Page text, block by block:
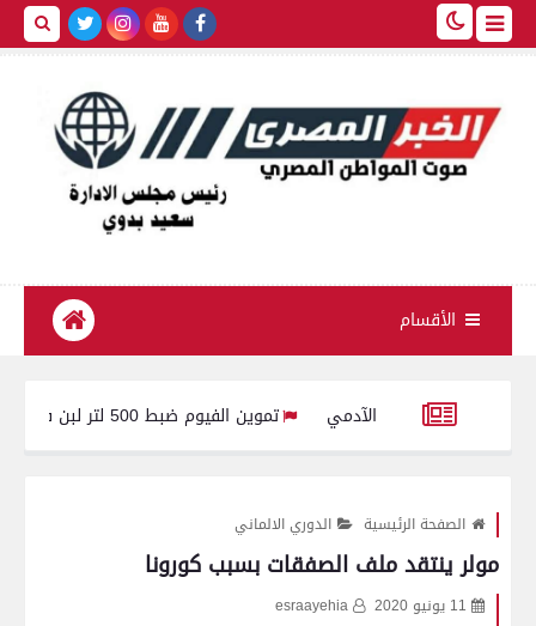
الأقسام
تموين الفيوم ضبط 500 لتر لبن فاسد وغير صالح للاستهلاك الآدمى قبل طرحه بالأسواق
الصفحة الرئيسية الدوري الالماني
مولر ينتقد ملف الصفقات بسبب كورونا
11 يونيو 2020 esraayehia